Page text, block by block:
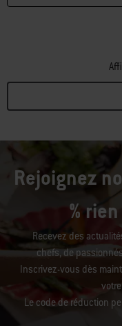
Rejoignez
%
Recevez des
chefs, de
Inscrivez-vous dès
Le code de réduction